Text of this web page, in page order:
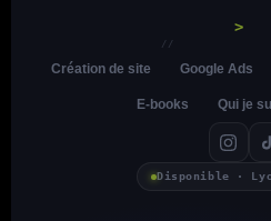
>
//
Création de site Google Ads
E-books Qui je
Disponible ·